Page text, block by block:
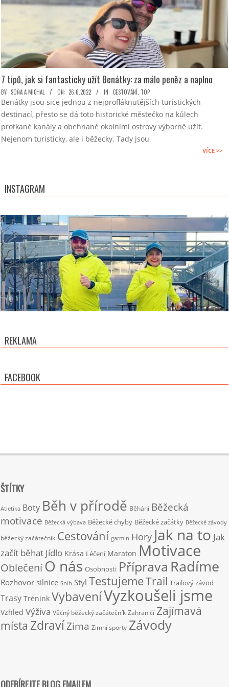
7 tipů, jak si fantasticky užít Benátky: za málo peněz a naplno
2022-
06-
26
BY: SOŇA A MICHAL ON: 26.6.2022 IN: CESTOVÁNÍ TOP
Benátky jsou sice jednou z nejprofláknutějších turistických
destinací, přesto se dá toto historické městečko na kůlech
protkané kanály a obehnané okolními ostrovy výborně užít.
Nejenom turisticky, ale i běžecky. Tady jsou
VÍCE >>
INSTAGRAM
REKLAMA
FACEBOOK
ŠTÍTKY
Atletika Boty Běh v přírodě Běhání Běžecká
motivace Běžecká výbava Běžecké chyby Běžecké začátky Běžecké závody
běžecký začátečník Cestování garmin Hory Jak na to Jak
začít běhat Jídlo Krása Léčení Maraton Motivace
OblečeníO nás Osobnosti Příprava Radíme
Rozhovor silnice Sníh Styl TestujemeTrail Trailový závod
Trasy Trénink VybaveníVyzkoušeli jsme
Vzhled Výživa Věčný běžecký začátečník Zahraničí Zajímavá
místa ZdravíZima Zimní sporty Závody
ODEBÍREJTE BLOG EMAILEM